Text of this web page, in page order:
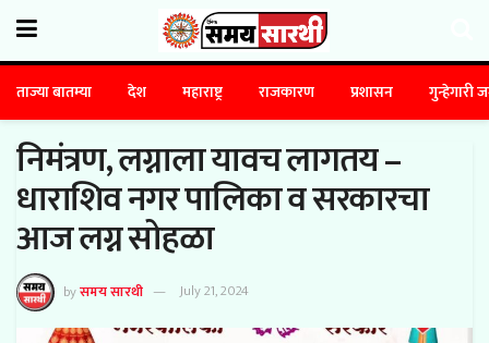
ताज्या बातम्या देश महाराष्ट्र राजकारण प्रशासन गुन्हेगारी
निमंत्रण, लग्नाला यावच लागतय –
धाराशिव नगर पालिका व सरकारचा
आज लग्न सोहळा
byसमय सारथी July 21, 2024